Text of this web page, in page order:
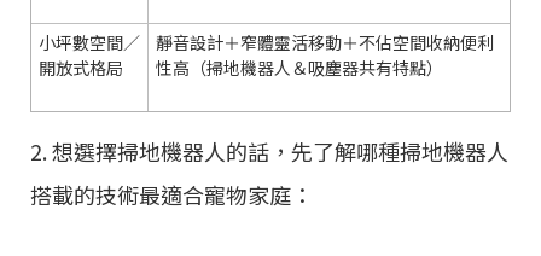
小坪數空間／
開放式格局
靜音設計＋窄體靈活移動＋不佔空間收納便利
性高（掃地機器人＆吸塵器共有特點）
2. 想選擇掃地機器人的話，先了解哪種掃地機器人
搭載的技術最適合寵物家庭：